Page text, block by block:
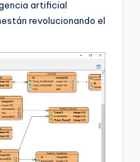
artificial
están revolucionando el